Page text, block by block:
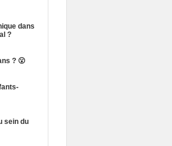
dans
?
? 😮
sein du